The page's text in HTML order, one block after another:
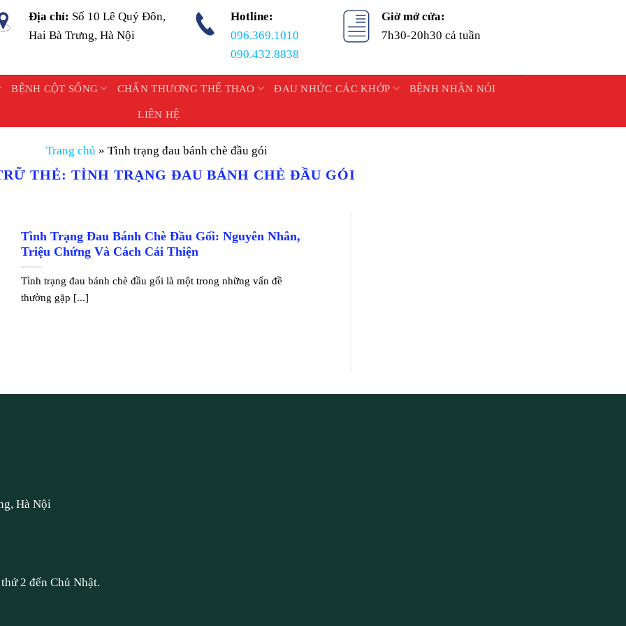
Địa chỉ: Số 10 Lê Quý Đôn,
Hai Bà Trưng, Hà Nội
Hotline:
096.369.1010
090.432.8838
Giờ mở cửa:
7h30-20h30 cả tuần
BỆNH CỘT SỐNG CHẤN THƯƠNG THỂ THAO ĐAU NHỨC CÁC KHỚP BỆNH NHÂN NÓI
LIÊN HỆ
Trang chủ » Tình trạng đau bánh chè đầu gói
THẺ:TÌNH TRẠNG ĐAU BÁNH CHÈ ĐẦU GÓI
Tình Trạng Đau Bánh Chè Đầu Gối: Nguyên Nhân,
Triệu Chứng Và Cách Cải Thiện
Tình trạng đau bánh chè đầu gối là một trong những vấn đề
thường gặp [...]
Hà Nội
2 đến Chủ Nhật.